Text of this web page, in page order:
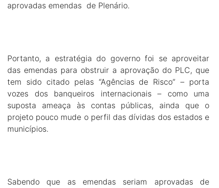
aprovadas emendas de Plenário.
Portanto, a estratégia do governo foi se aproveitar
das emendas para obstruir a aprovação do PLC, que
tem sido citado pelas “Agências de Risco” – porta
vozes dos banqueiros internacionais – como uma
suposta ameaça às contas públicas, ainda que o
projeto pouco mude o perfil das dívidas dos estados e
municípios.
Sabendo que as emendas seriam aprovadas de